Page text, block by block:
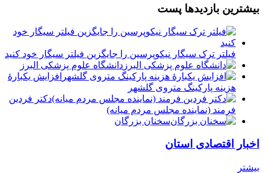
بیشترین بازدیدها پست
فیلتر ترک سیگار نیکوپرسین را جایگزین فیلتر سیگار خود کنید
دانشگاه علوم پزشکی البرز
افزایش یکبارۀ
هزینه پارکینگ متروی گلشهر
دكتر فردين
فرمند (نماينده مجلس مردم میانه)
سخنان بزرگان
اخبار اقتصادی استان
بیشتر